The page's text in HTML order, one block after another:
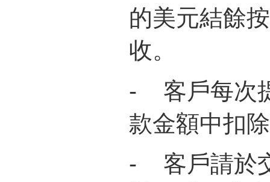
的美元結餘
收。
-
客戶每次
款金額中扣
- 客戶請於